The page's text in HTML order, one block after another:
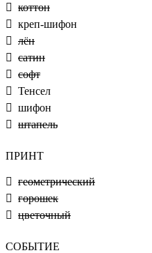
коттон
креп-шифон
лён
сатин
софт
Тенсел
шифон
штапель
ПРИНТ
геометрический
горошек
цветочный
СОБЫТИЕ